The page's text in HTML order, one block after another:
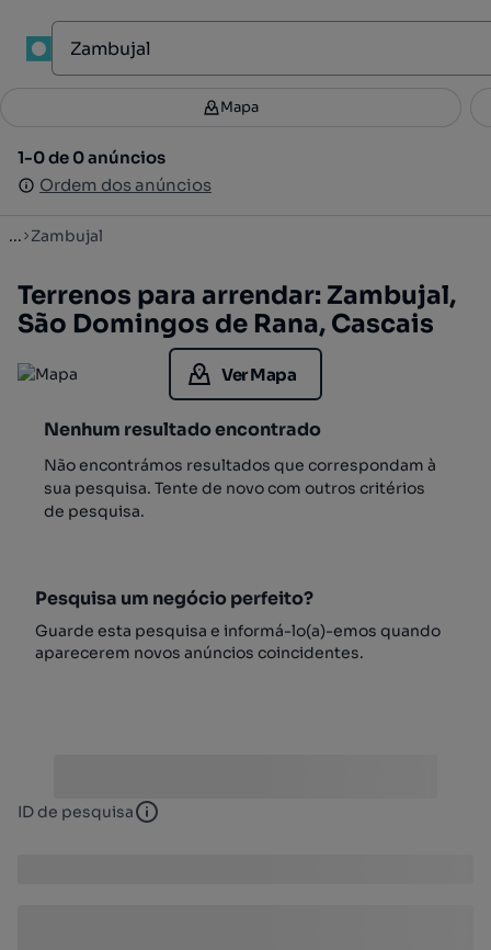
Filtros 3
1-0 de 0 anúncios
Ordem dos anúncios
Mapa
1-0 de 0 anúncios
Ordem dos anúncios
... Zambujal
Terrenos para arrendar: Zambujal,
São Domingos de Rana, Cascais
Ver Mapa
Nenhum resultado encontrado
Não encontrámos resultados que correspondam à
sua pesquisa. Tente de novo com outros critérios
de pesquisa.
Pesquisa um negócio perfeito?
Guarde esta pesquisa e informá-lo(a)-emos quando
aparecerem novos anúncios coincidentes.
ID de pesquisa ID de pesquisa